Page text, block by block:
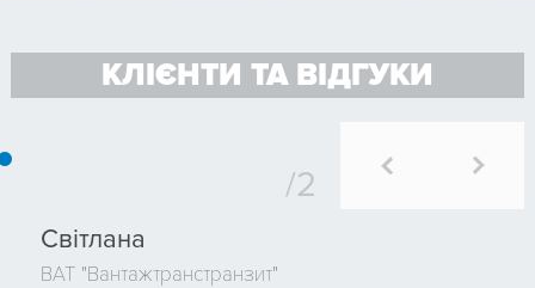
КЛІЄНТИ ТА ВІДГУКИ
Світлана
ВАТ "Вантажтранстранзит"